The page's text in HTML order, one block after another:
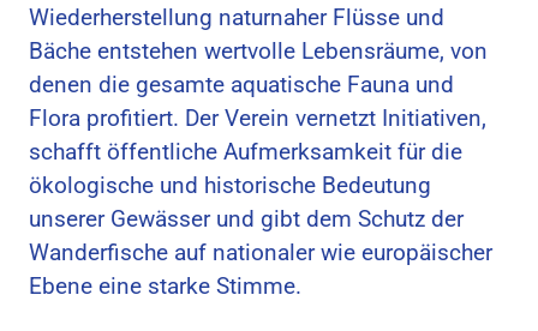
Wiederherstellung naturnaher Flüsse und
Bäche entstehen wertvolle Lebensräume, von
denen die gesamte aquatische Fauna und
Flora profitiert. Der Verein vernetzt Initiativen,
schafft öffentliche Aufmerksamkeit für die
ökologische und historische Bedeutung
unserer Gewässer und gibt dem Schutz der
Wanderfische auf nationaler wie europäischer
Ebene eine starke Stimme.